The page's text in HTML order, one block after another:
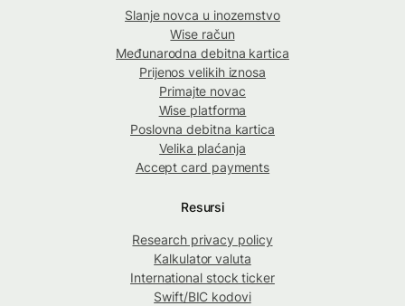
Slanje novca u inozemstvo
Wise račun
Međunarodna debitna kartica
Prijenos velikih iznosa
Primajte novac
Wise platforma
Poslovna debitna kartica
Velika plaćanja
Accept card payments
Resursi
Research privacy policy
Kalkulator valuta
International stock ticker
Swift/BIC kodovi